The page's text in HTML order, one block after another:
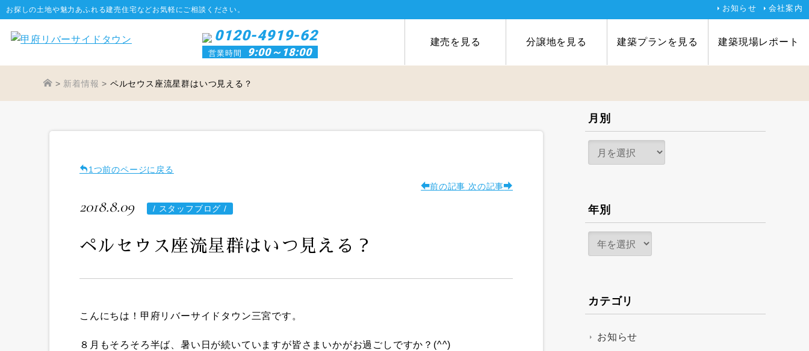
お探しの土地や魅力あふれる建売住宅などお気軽にご相談ください。 お知らせ 会社案内
0120-4919-62
営業時間 9:00～18:00
建売を見る 分譲地を見る 建築プランを見る 建築現場レポート
> 新着情報 > ペルセウス座流星群はいつ見える？
1つ前のページに戻る
前の記事 次の記事
2018.8.09 / スタッフブログ /
ペルセウス座流星群はいつ見える？
こんにちは！甲府リバーサイドタウン三宮です。
８月もそろそろ半ば、暑い日が続いていますが皆さまいかがお過ごしですか？(^^)
月別
年別
カテゴリ
お知らせ